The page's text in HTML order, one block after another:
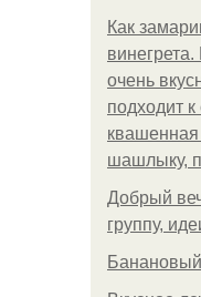
Как
очень
подходит к
квашенная
шашлыку,
Добрый
группу,